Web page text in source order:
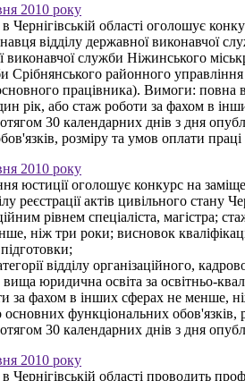
2010 року
Чернігівській області оголошує
відділу державної виконавчої
виконавчої служби Ніжинського
Срібнянського районного
працівника). Вимоги: повна
рік, або стаж роботи за фахом в
30 календарних днів з дня
розміру та умов оплати
2010 року
юстиції оголошує конкурс на
реєстрації актів цивільного
рівнем спеціаліста,
ніж три роки; висновок
відділу організаційного,
юридична освіта за освітньо-
за фахом в інших сферах не менше,
функціональних обов'язків,
30 календарних днів з дня
2010 року
Чернігівській області проводить